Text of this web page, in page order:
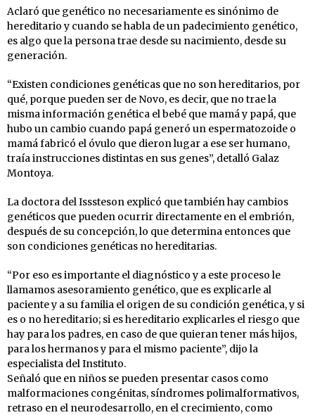
Aclaró que genético no necesariamente es sinónimo de
hereditario y cuando se habla de un padecimiento genético,
es algo que la persona trae desde su nacimiento, desde su
generación.
“Existen condiciones genéticas que no son hereditarios, por
qué, porque pueden ser de Novo, es decir, que no trae la
misma información genética el bebé que mamá y papá, que
hubo un cambio cuando papá generó un espermatozoide o
mamá fabricó el óvulo que dieron lugar a ese ser humano,
traía instrucciones distintas en sus genes”, detalló Galaz
Montoya.
La doctora del Isssteson explicó que también hay cambios
genéticos que pueden ocurrir directamente en el embrión,
después de su concepción, lo que determina entonces que
son condiciones genéticas no hereditarias.
“Por eso es importante el diagnóstico y a este proceso le
llamamos asesoramiento genético, que es explicarle al
paciente y a su familia el origen de su condición genética, y si
es o no hereditario; si es hereditario explicarles el riesgo que
hay para los padres, en caso de que quieran tener más hijos,
para los hermanos y para el mismo paciente”, dijo la
especialista del Instituto.
Señaló que en niños se pueden presentar casos como
malformaciones congénitas, síndromes polimalformativos,
retraso en el neurodesarrollo, en el crecimiento, como